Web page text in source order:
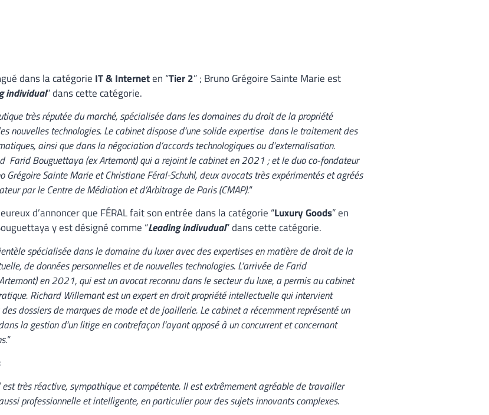
dans la catégorie IT & Interneten “Tier 2” ; Bruno Grégoire Sainte Marie est
individual” dans cette catégorie.
très réputée du marché, spécialisée dans les domaines du droit de la propriété
nouvelles technologies. Le cabinet dispose d’une solide expertise dans le traitement des
ainsi que dans la négociation d’accords technologiques ou d’externalisation.
Farid Bouguettaya (ex Artemont) qui a rejoint le cabinet en 2021 ; et le duo co-fondateur
Grégoire Sainte Marie et Christiane Féral-Schuhl, deux avocats très expérimentés et agréés
par le Centre de Médiation et d’Arbitrage de Paris (CMAP).“
d’annoncer que FÉRAL fait son entrée dans la catégorie “Luxury Goods” en
y est désigné comme “Leading indivudual” dans cette catégorie.
spécialisée dans le domaine du luxer avec des expertises en matière de droit de la
de données personnelles et de nouvelles technologies. L’arrivée de Farid
en 2021, qui est un avocat reconnu dans le secteur du luxe, a permis au cabinet
Richard Willemant est un expert en droit propriété intellectuelle qui intervient
dossiers de marques de mode et de joaillerie. Le cabinet a récemment représenté un
la gestion d’un litige en contrefaçon l’ayant opposé à un concurrent et concernant
“
est très réactive, sympathique et compétente. Il est extrêmement agréable de travailler
professionnelle et intelligente, en particulier pour des sujets innovants complexes.